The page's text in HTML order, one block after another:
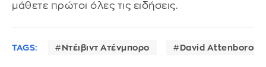
μάθετε πρώτοι όλες τις ειδήσεις.
TAGS: Ντέιβιντ Ατένμπορο David